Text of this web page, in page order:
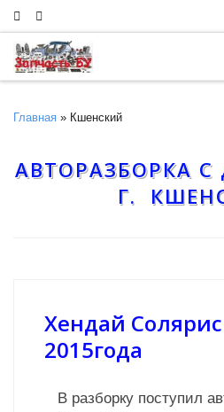
Skip to content
Главная » Кшенский
АВТОРАЗБОРКА
Г.
Хендай
2015года
В разборку поступил